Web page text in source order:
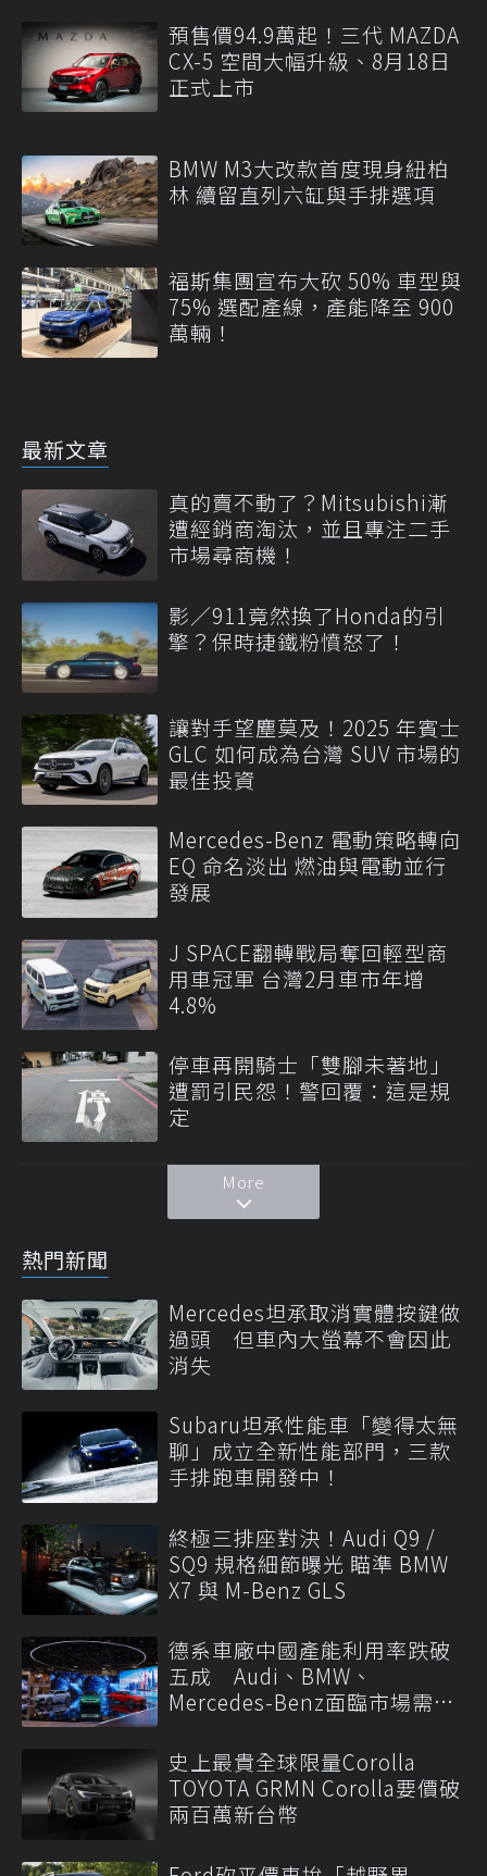
預售價94.9萬起！三代 MAZDA
CX-5 空間大幅升級、8月18日
正式上市
BMW M3大改款首度現身紐柏
林 續留直列六缸與手排選項
福斯集團宣布大砍 50% 車型與
75% 選配產線，產能降至 900
萬輛！
最新文章
真的賣不動了？Mitsubishi漸
遭經銷商淘汰，並且專注二手
市場尋商機！
影／911竟然換了Honda的引
擎？保時捷鐵粉憤怒了！
讓對手望塵莫及！2025 年賓士
GLC 如何成為台灣 SUV 市場的
最佳投資
Mercedes-Benz 電動策略轉向
EQ 命名淡出 燃油與電動並行
發展
J SPACE翻轉戰局奪回輕型商
用車冠軍 台灣2月車市年增
4.8%
停車再開騎士「雙腳未著地」
遭罰引民怨！警回覆：這是規
定
More
熱門新聞
Mercedes坦承取消實體按鍵做
過頭 但車內大螢幕不會因此
消失
Subaru坦承性能車「變得太無
聊」成立全新性能部門，三款
手排跑車開發中！
終極三排座對決！Audi Q9 /
SQ9 規格細節曝光 瞄準 BMW
X7 與 M-Benz GLS
德系車廠中國產能利用率跌破
五成 Audi、BMW、
Mercedes-Benz面臨市場需求
史上最貴全球限量Corolla
TOYOTA GRMN Corolla要價破
兩百萬新台幣